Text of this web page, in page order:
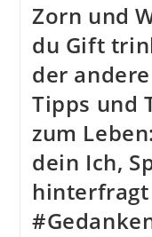
Zorn und
du Gift
der
Tipps und
zum
dein Ich,